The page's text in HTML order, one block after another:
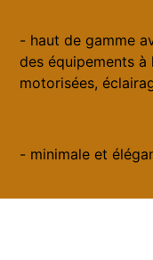
- haut de gamme
des équipements
motorisées,
- minimale et